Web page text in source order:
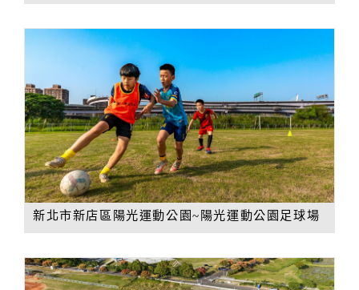
新北市新店區陽光運動公園~陽光運動公園足球場